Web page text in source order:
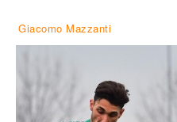
Giacomo Mazzanti